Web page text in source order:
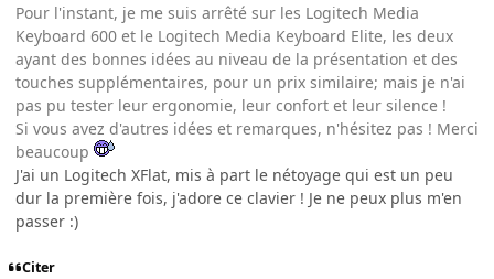
Pour l'instant, je me suis arrêté sur les Logitech Media
Keyboard 600 et le Logitech Media Keyboard Elite, les deux
ayant des bonnes idées au niveau de la présentation et des
touches supplémentaires, pour un prix similaire; mais je n'ai
pas pu tester leur ergonomie, leur confort et leur silence !
Si vous avez d'autres idées et remarques, n'hésitez pas ! Merci
beaucoup
J'ai un Logitech XFlat, mis à part le nétoyage qui est un peu
dur la première fois, j'adore ce clavier ! Je ne peux plus m'en
passer :)
Citer